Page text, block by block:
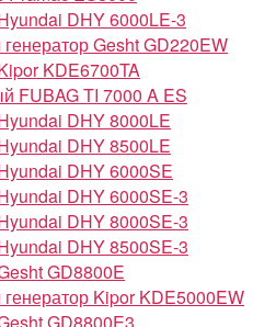
DHY 6000LE-3
Gesht GD220EW
KDE6700TA
FUBAG TI 7000 A ES
DHY 8000LE
DHY 8500LE
DHY 6000SE
DHY 6000SE-3
DHY 8000SE-3
DHY 8500SE-3
GD8800E
Kipor KDE5000EW